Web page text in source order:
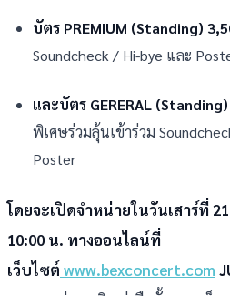
บัตร PREMIUM (Standing)
Soundcheck / Hi-bye และ
และบัตร GERERAL
พิเศษร่วมลุ้นเข้าร่วม
Poster
โดยจะเปิดจำหน่ายในวันเสาร์ที่
10:00 น. ทางออนไลน์ที่
เว็บไซต์ www.bexconcert.com